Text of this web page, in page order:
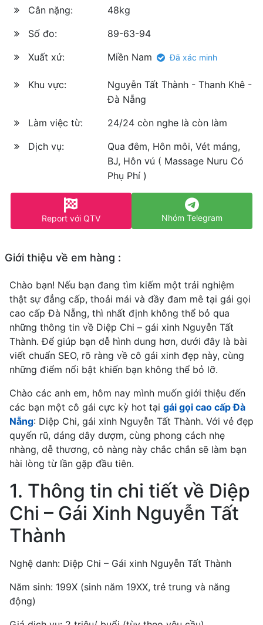
Cân nặng:
48kg
Số đo:
89-63-94
Xuất xứ:
Miền Nam Đã xác minh
Khu vực:
Nguyễn Tất Thành - Thanh Khê -
Đà Nẵng
Làm việc từ:
24/24 còn nghe là còn làm
Dịch vụ:
Qua đêm, Hôn môi, Vét máng,
BJ, Hôn vú ( Massage Nuru Có
Phụ Phí )
Report với QTV Nhóm Telegram
Giới thiệu về em hàng :
Chào bạn! Nếu bạn đang tìm kiếm một trải nghiệm
thật sự đẳng cấp, thoải mái và đầy đam mê tại gái gọi
cao cấp Đà Nẵng, thì nhất định không thể bỏ qua
những thông tin về Diệp Chi – gái xinh Nguyễn Tất
Thành. Để giúp bạn dễ hình dung hơn, dưới đây là bài
viết chuẩn SEO, rõ ràng về cô gái xinh đẹp này, cùng
những điểm nổi bật khiến bạn không thể bỏ lỡ.
Chào các anh em, hôm nay mình muốn giới thiệu đến
các bạn một cô gái cực kỳ hot tại gái gọi cao cấp Đà
Nẵng: Diệp Chi, gái xinh Nguyễn Tất Thành. Với vẻ đẹp
quyến rũ, dáng dây dượm, cùng phong cách nhẹ
nhàng, dễ thương, cô nàng này chắc chắn sẽ làm bạn
hài lòng từ lần gặp đầu tiên.
1. Thông tin chi tiết về Diệp
Chi – Gái Xinh Nguyễn Tất
Thành
Nghệ danh: Diệp Chi – Gái xinh Nguyễn Tất Thành
Năm sinh: 199X (sinh năm 19XX, trẻ trung và năng
động)